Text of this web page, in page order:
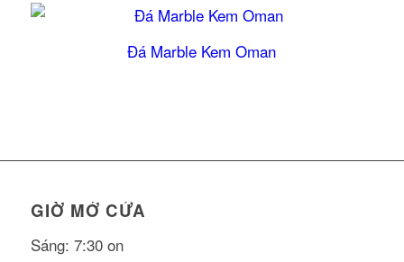
Đá Marble Kem Oman
GIỜ MỞ CỬA
Sáng: 7:30 on